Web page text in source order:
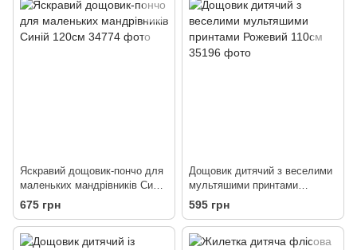
Яскравий дощовик-пончо для
маленьких мандрівників Синій
120см
675 грн
Дощовик дитячий з веселими
мультяшими принтами
Рожевий 110см
595 грн